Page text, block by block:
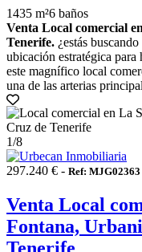
1435 m²6 baños
Venta Local comercial
Tenerife. ¿estás
ubicación estratégica para
este magnífico local
una de las arterias
1/8
297.240 € - Ref: MJG02363
Venta Local
Fontana,